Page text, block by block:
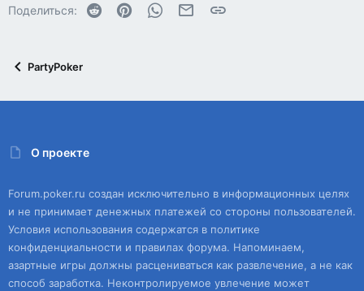
Поделиться: Reddit PinterestWhatsAppЭлектронная почта
Ссылка
PartyPoker
О проекте
Forum.poker.ru создан исключительно в информационных целях
и не принимает денежных платежей со стороны пользователей.
Условия использования содержатся в политике
конфиденциальности и правилах форума. Напоминаем,
азартные игры должны расцениваться как развлечение, а не как
способ заработка. Неконтролируемое увлечение может